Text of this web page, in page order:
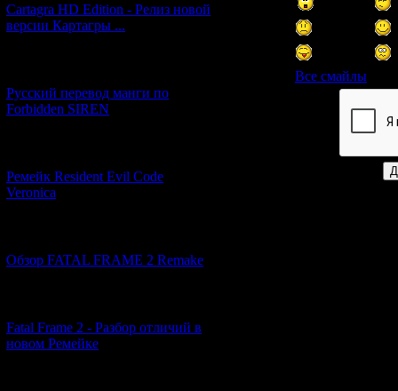
Cartagra HD Edition - Релиз новой
версии Картагры ...
Русский перевод манги по
Forbidden SIREN
Ремейк Resident Evil Code
Veronica
Обзор FATAL FRAME 2 Remake
Fatal Frame 2 - Разбор отличий в
новом Ремейке
Все смайлы